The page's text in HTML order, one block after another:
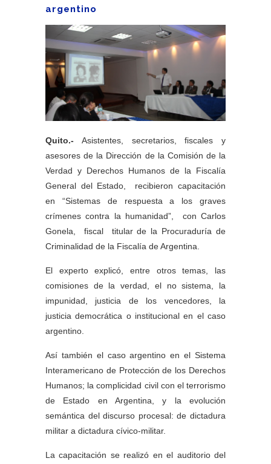
argentino
Quito.- Asistentes, secretarios, fiscales y
asesores de la Dirección de la Comisión de la
Verdad y Derechos Humanos de la Fiscalía
General del Estado, recibieron capacitación
en “Sistemas de respuesta a los graves
crímenes contra la humanidad”, con Carlos
Gonela, fiscal titular de la Procuraduría de
Criminalidad de la Fiscalía de Argentina.
El experto explicó, entre otros temas, las
comisiones de la verdad, el no sistema, la
impunidad, justicia de los vencedores, la
justicia democrática o institucional en el caso
argentino.
Así también el caso argentino en el Sistema
Interamericano de Protección de los Derechos
Humanos; la complicidad civil con el terrorismo
de Estado en Argentina, y la evolución
semántica del discurso procesal: de dictadura
militar a dictadura cívico-militar.
La capacitación se realizó en el auditorio del